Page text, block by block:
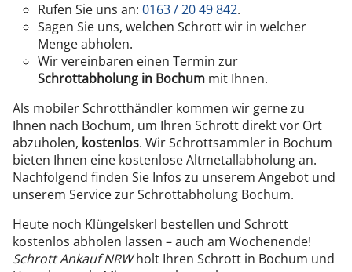
Rufen Sie uns an: 0163 / 20 49 842.
Sagen Sie uns, welchen Schrott wir in welcher
Menge abholen.
Wir vereinbaren einen Termin zur
Schrottabholung in Bochum mit Ihnen.
Als mobiler Schrotthändler kommen wir gerne zu
Ihnen nach Bochum, um Ihren Schrott direkt vor Ort
abzuholen, kostenlos. Wir Schrottsammler in Bochum
bieten Ihnen eine kostenlose Altmetallabholung an.
Nachfolgend finden Sie Infos zu unserem Angebot und
unserem Service zur Schrottabholung Bochum.
Heute noch Klüngelskerl bestellen und Schrott
kostenlos abholen lassen – auch am Wochenende!
Schrott Ankauf NRWholt Ihren Schrott in Bochum und